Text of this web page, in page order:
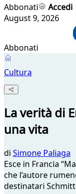
Abbonati
Accedi
August 9, 2026
Abbonati
Cultura
La verità di
una vita
di Simone Paliaga
Esce in Francia
che l’autore
destinatari